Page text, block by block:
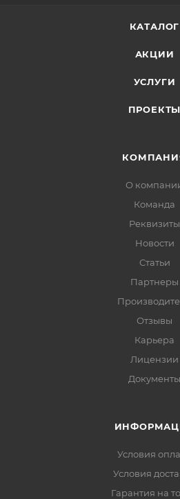
КАТАЛОГ
АКЦИИ
УСЛУГИ
ПРОЕКТЫ
О
Команда
Реквизиты
Новости
Статьи
Партнеры
Отзывы
Карьера
Лицензии
Документы
Условия
Условия
Гарантия на